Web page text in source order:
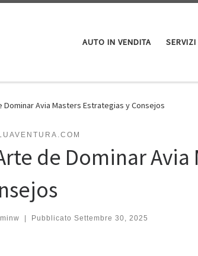
AUTO IN VENDITA SERVIZI
Dominar Avia Masters Estrategias y Consejos
de Dominar Avia
Pubblicato Settembre 30, 2025